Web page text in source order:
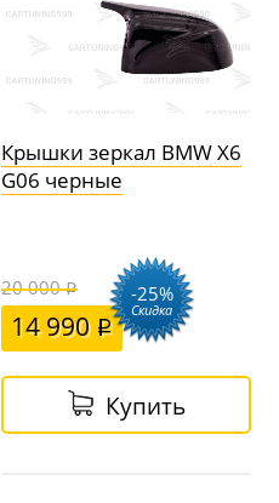
Крышки зеркал BMW X6
G06 черные
20 000
14 990
-25%
Скидка
Купить